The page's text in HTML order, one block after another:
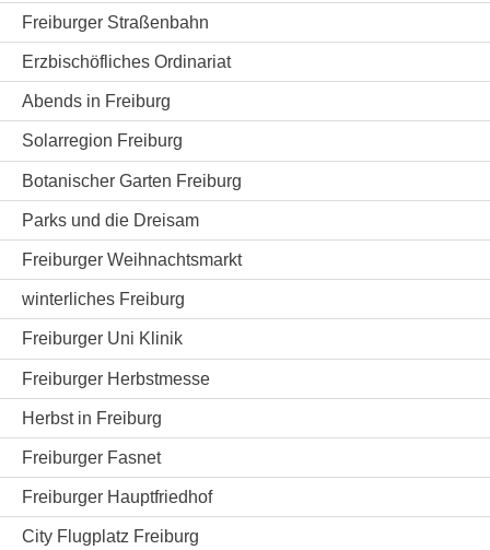
Freiburger Straßenbahn
Erzbischöfliches Ordinariat
Abends in Freiburg
Solarregion Freiburg
Botanischer Garten Freiburg
Parks und die Dreisam
Freiburger Weihnachtsmarkt
winterliches Freiburg
Freiburger Uni Klinik
Freiburger Herbstmesse
Herbst in Freiburg
Freiburger Fasnet
Freiburger Hauptfriedhof
City Flugplatz Freiburg